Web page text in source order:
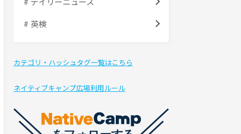
# 英検
カテゴリ・ハッシュタグ一覧はこちら
ネイティブキャンプ広場利用ルール